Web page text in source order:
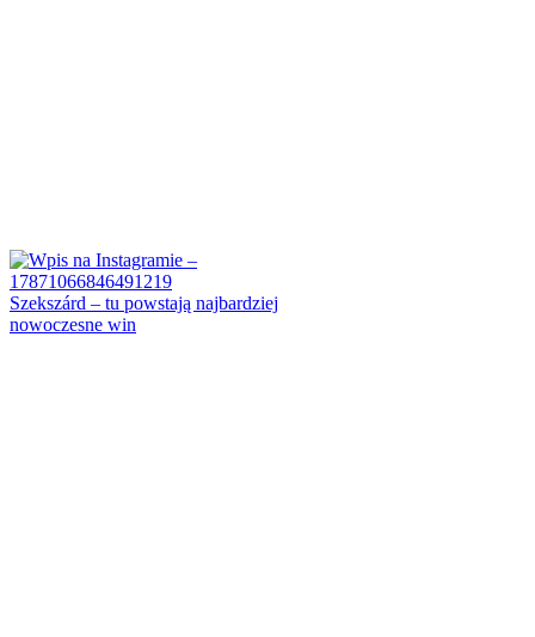
Szekszárd – tu powstają najbardziej
nowoczesne win